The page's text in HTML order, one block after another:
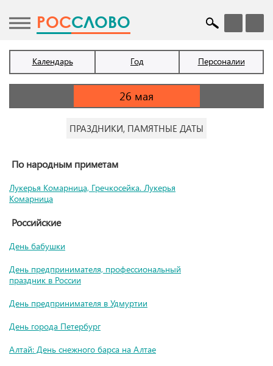
POCСЛОВО
Календарь Год Персоналии
ПРАЗДНИКИ, ПАМЯТНЫЕ ДАТЫ
По народным приметам
Лукерья Комарница, Гречкосейка. Лукерья
Комарница
Российские
День бабушки
День предпринимателя, профессиональный
праздник в России
День предпринимателя в Удмуртии
День города Петербург
Алтай: День снежного барса на Алтае